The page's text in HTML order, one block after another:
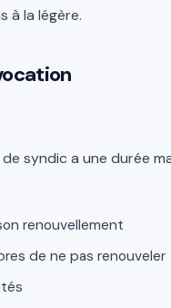
à la légère.
syndic a une durée
renouvellement
de ne pas renouveler